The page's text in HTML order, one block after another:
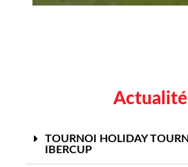
TOURNOI HOLIDAY
IBERCUP